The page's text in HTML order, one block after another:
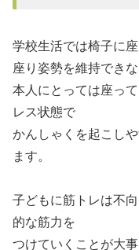
学校生活では椅子に
座り姿勢を維持でき
本人にとっては座っ
レス状態で
かんしゃくを起こし
ます。
子どもに筋トレは不
的な筋力を
つけていくことが大事